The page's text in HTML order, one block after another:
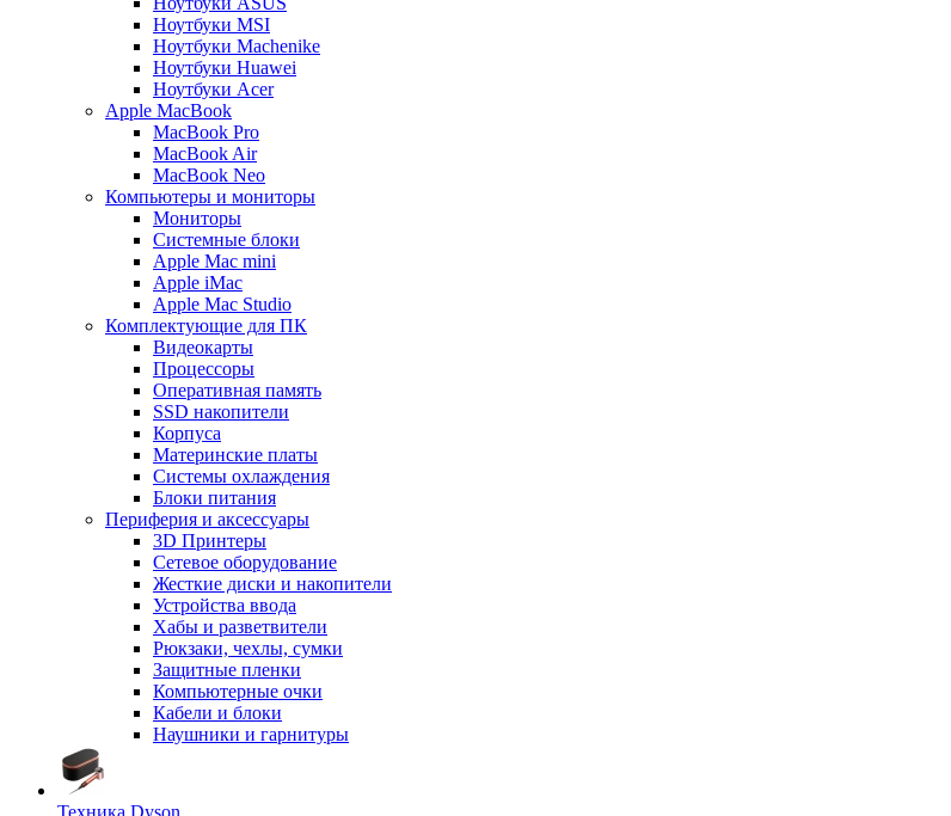
Ноутбуки MSI
Ноутбуки Machenike
Ноутбуки Huawei
Ноутбуки Acer
Apple MacBook
MacBook Pro
MacBook Air
MacBook Neo
Компьютеры и мониторы
Мониторы
Системные блоки
Apple Mac mini
Apple iMac
Apple Mac Studio
Комплектующие для ПК
Видеокарты
Процессоры
Оперативная память
SSD накопители
Корпуса
Материнские платы
Системы охлаждения
Блоки питания
Периферия и аксессуары
3D Принтеры
Сетевое оборудование
Жесткие диски и накопители
Устройства ввода
Хабы и разветвители
Рюкзаки, чехлы, сумки
Защитные пленки
Компьютерные очки
Кабели и блоки
Наушники и гарнитуры
Техника Dyson